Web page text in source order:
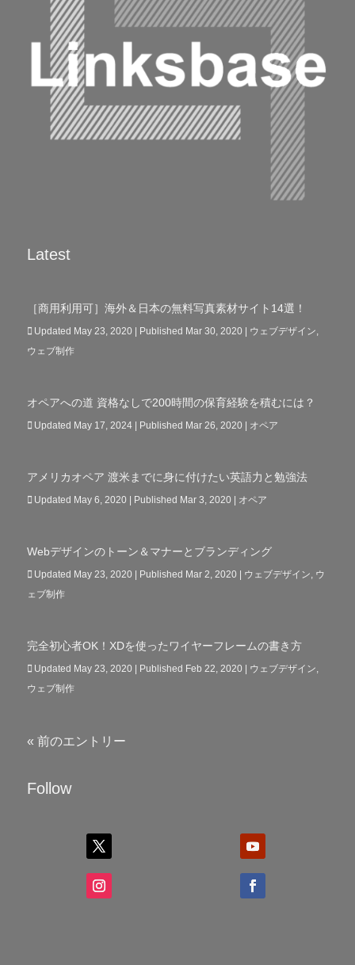
Latest
［商用利用可］海外＆日本の無料写真素材サイト14選！
Updated May 23, 2020 | Published Mar 30, 2020| ウェブデザイン,
ウェブ制作
オペアへの道 資格なしで200時間の保育経験を積むには？
Updated May 17, 2024 | Published Mar 26, 2020| オペア
アメリカオペア 渡米までに身に付けたい英語力と勉強法
Updated May 6, 2020 | Published Mar 3, 2020| オペア
Webデザインのトーン＆マナーとブランディング
Updated May 23, 2020 | Published Mar 2, 2020| ウェブデザイン, ウ
ェブ制作
完全初心者OK！XDを使ったワイヤーフレームの書き方
Updated May 23, 2020 | Published Feb 22, 2020| ウェブデザイン,
ウェブ制作
« 前のエントリー
Follow